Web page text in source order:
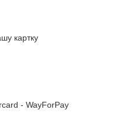
картку
- WayForPay